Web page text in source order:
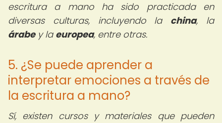
escritura a mano ha sido practicada en
diversas culturas, incluyendo la china, la
árabey la europea, entre otras.
5. ¿Se puede aprender a
interpretar emociones a través de
la escritura a mano?
Sí, existen cursos y materiales que pueden